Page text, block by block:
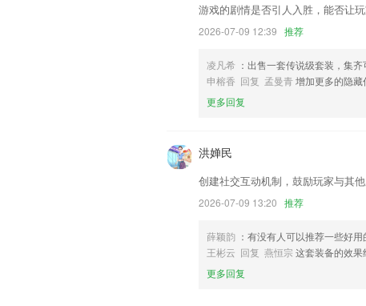
游戏的剧情是否引人入胜，能否让
2026-07-09 12:39 推荐
凌凡希 ：出售一套传说级套装，集
申榕香 回复 孟曼青增加更多的隐
更多回复
洪婵民
创建社交互动机制，鼓励玩家与其他
2026-07-09 13:20 推荐
薛颖韵 ：有没有人可以推荐一些好用
王彬云 回复 燕恒宗 这套装备的效
更多回复